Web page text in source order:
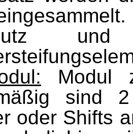
Modul
sind
oder Shifts